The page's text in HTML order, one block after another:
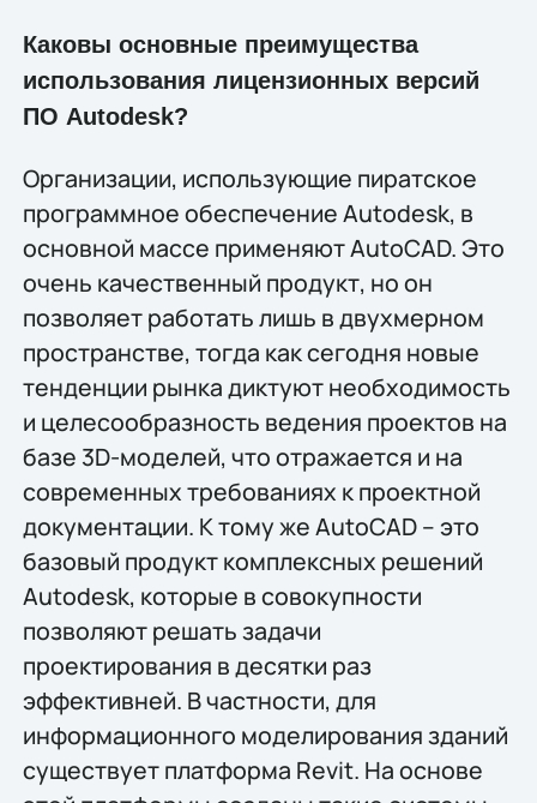
Каковы основные преимущества
использования лицензионных версий
ПО Autodesk?
Организации, использующие пиратское
программное обеспечение Autodesk, в
основной массе применяют AutoCAD. Это
очень качественный продукт, но он
позволяет работать лишь в двухмерном
пространстве, тогда как сегодня новые
тенденции рынка диктуют необходимость
и целесообразность ведения проектов на
базе 3D-моделей, что отражается и на
современных требованиях к проектной
документации. К тому же AutoCAD – это
базовый продукт комплексных решений
Autodesk, которые в совокупности
позволяют решать задачи
проектирования в десятки раз
эффективней. В частности, для
информационного моделирования зданий
существует платформа Revit. На основе